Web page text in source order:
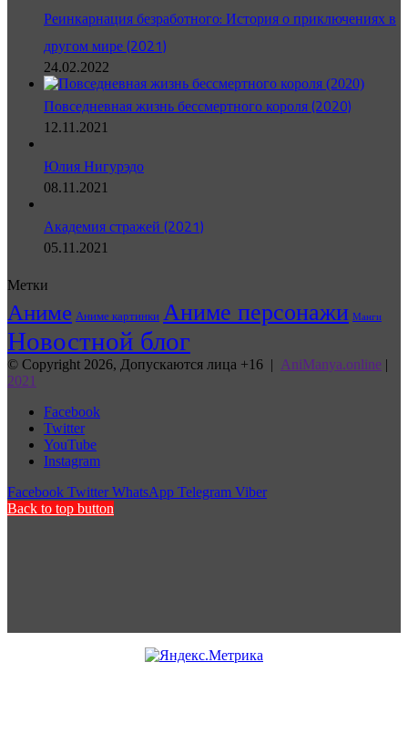
Реинкарнация безработного: История о приключениях в
другом мире (2021)
24.02.2022
Повседневная жизнь бессмертного короля (2020)
12.11.2021
Юлия Нигурэдо
08.11.2021
Академия стражей (2021)
05.11.2021
Метки
Аниме Аниме картинки Аниме персонажи Манги
Новостной блог
© Copyright 2026, Допускаются лица +16 | AniManya.online |
2021
Facebook
Twitter
YouTube
Instagram
Facebook Twitter WhatsApp Telegram Viber
Back to top button